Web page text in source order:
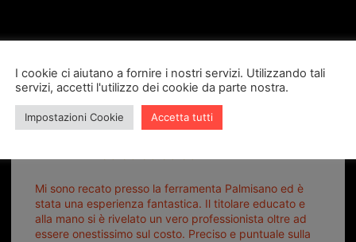
ugo burubu
Mi sono recato presso la ferramenta Palmisano ed è
stata una esperienza fantastica. Il titolare educato e
alla mano si è rivelato un vero professionista oltre ad
essere onestissimo sul costo. Preciso e puntuale sulla
I cookie ci aiutano a fornire i nostri servizi. Utilizzando tali
servizi, accetti l'utilizzo dei cookie da parte nostra.
Impostazioni Cookie Accetta tutti